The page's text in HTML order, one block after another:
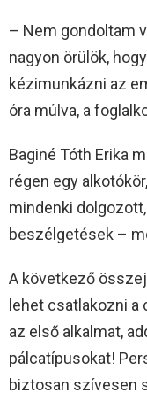
– Nem gondoltam
nagyon örülök,
kézimunkázni az
óra múlva, a
Baginé Tóth Erika
régen egy
mindenki
beszélgetések –
A következő
lehet csatlakozni a
az első alkalmat,
pálcatípusokat!
biztosan szívesen